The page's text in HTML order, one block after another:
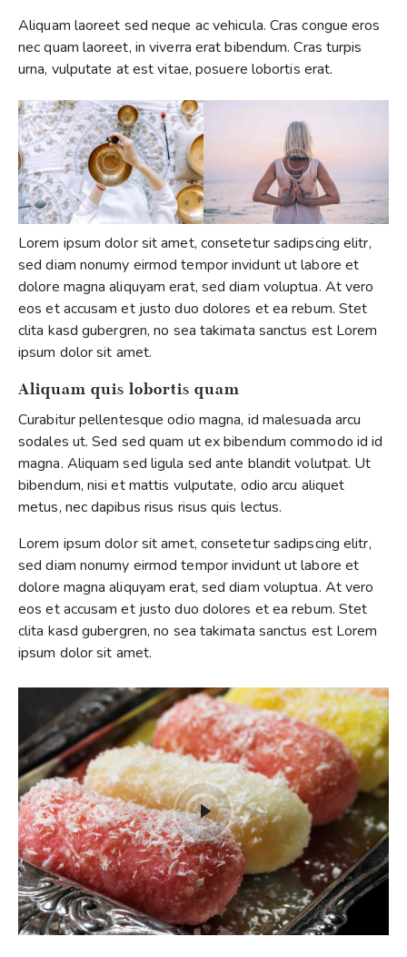
Aliquam laoreet sed neque ac vehicula. Cras congue eros
nec quam laoreet, in viverra erat bibendum. Cras turpis
urna, vulputate at est vitae, posuere lobortis erat.
Lorem ipsum dolor sit amet, consetetur sadipscing elitr,
sed diam nonumy eirmod tempor invidunt ut labore et
dolore magna aliquyam erat, sed diam voluptua. At vero
eos et accusam et justo duo dolores et ea rebum. Stet
clita kasd gubergren, no sea takimata sanctus est Lorem
ipsum dolor sit amet.
Aliquam quis lobortis quam
Curabitur pellentesque odio magna, id malesuada arcu
sodales ut. Sed sed quam ut ex bibendum commodo id id
magna. Aliquam sed ligula sed ante blandit volutpat. Ut
bibendum, nisi et mattis vulputate, odio arcu aliquet
metus, nec dapibus risus risus quis lectus.
Lorem ipsum dolor sit amet, consetetur sadipscing elitr,
sed diam nonumy eirmod tempor invidunt ut labore et
dolore magna aliquyam erat, sed diam voluptua. At vero
eos et accusam et justo duo dolores et ea rebum. Stet
clita kasd gubergren, no sea takimata sanctus est Lorem
ipsum dolor sit amet.